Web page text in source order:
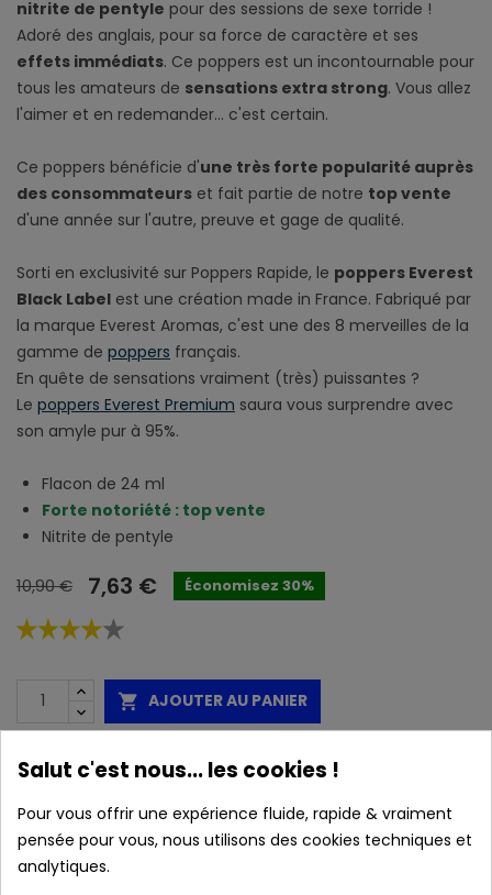
nitrite de pentyle pour des sessions de sexe torride !
Adoré des anglais, pour sa force de caractère et ses
effets immédiats. Ce poppers est un incontournable pour
tous les amateurs de sensations extra strong. Vous allez
l'aimer et en redemander... c'est certain.
Ce poppers bénéficie d'une très forte popularité auprès
des consommateurs et fait partie de notre top vente
d'une année sur l'autre, preuve et gage de qualité.
Sorti en exclusivité sur Poppers Rapide, le poppers Everest
Black Label est une création made in France. Fabriqué par
la marque Everest Aromas, c'est une des 8 merveilles de la
gamme de poppers français.
En quête de sensations vraiment (très) puissantes ?
Le poppers Everest Premium saura vous surprendre avec
son amyle pur à 95%.
Flacon de 24 ml
Forte notoriété : top vente
Nitrite de pentyle
10,90 € 7,63 € Économisez 30%
 AJOUTER AU PANIER
Salut c'est nous... les cookies !
Pour vous offrir une expérience fluide, rapide & vraiment
pensée pour vous, nous utilisons des cookies techniques et
analytiques.